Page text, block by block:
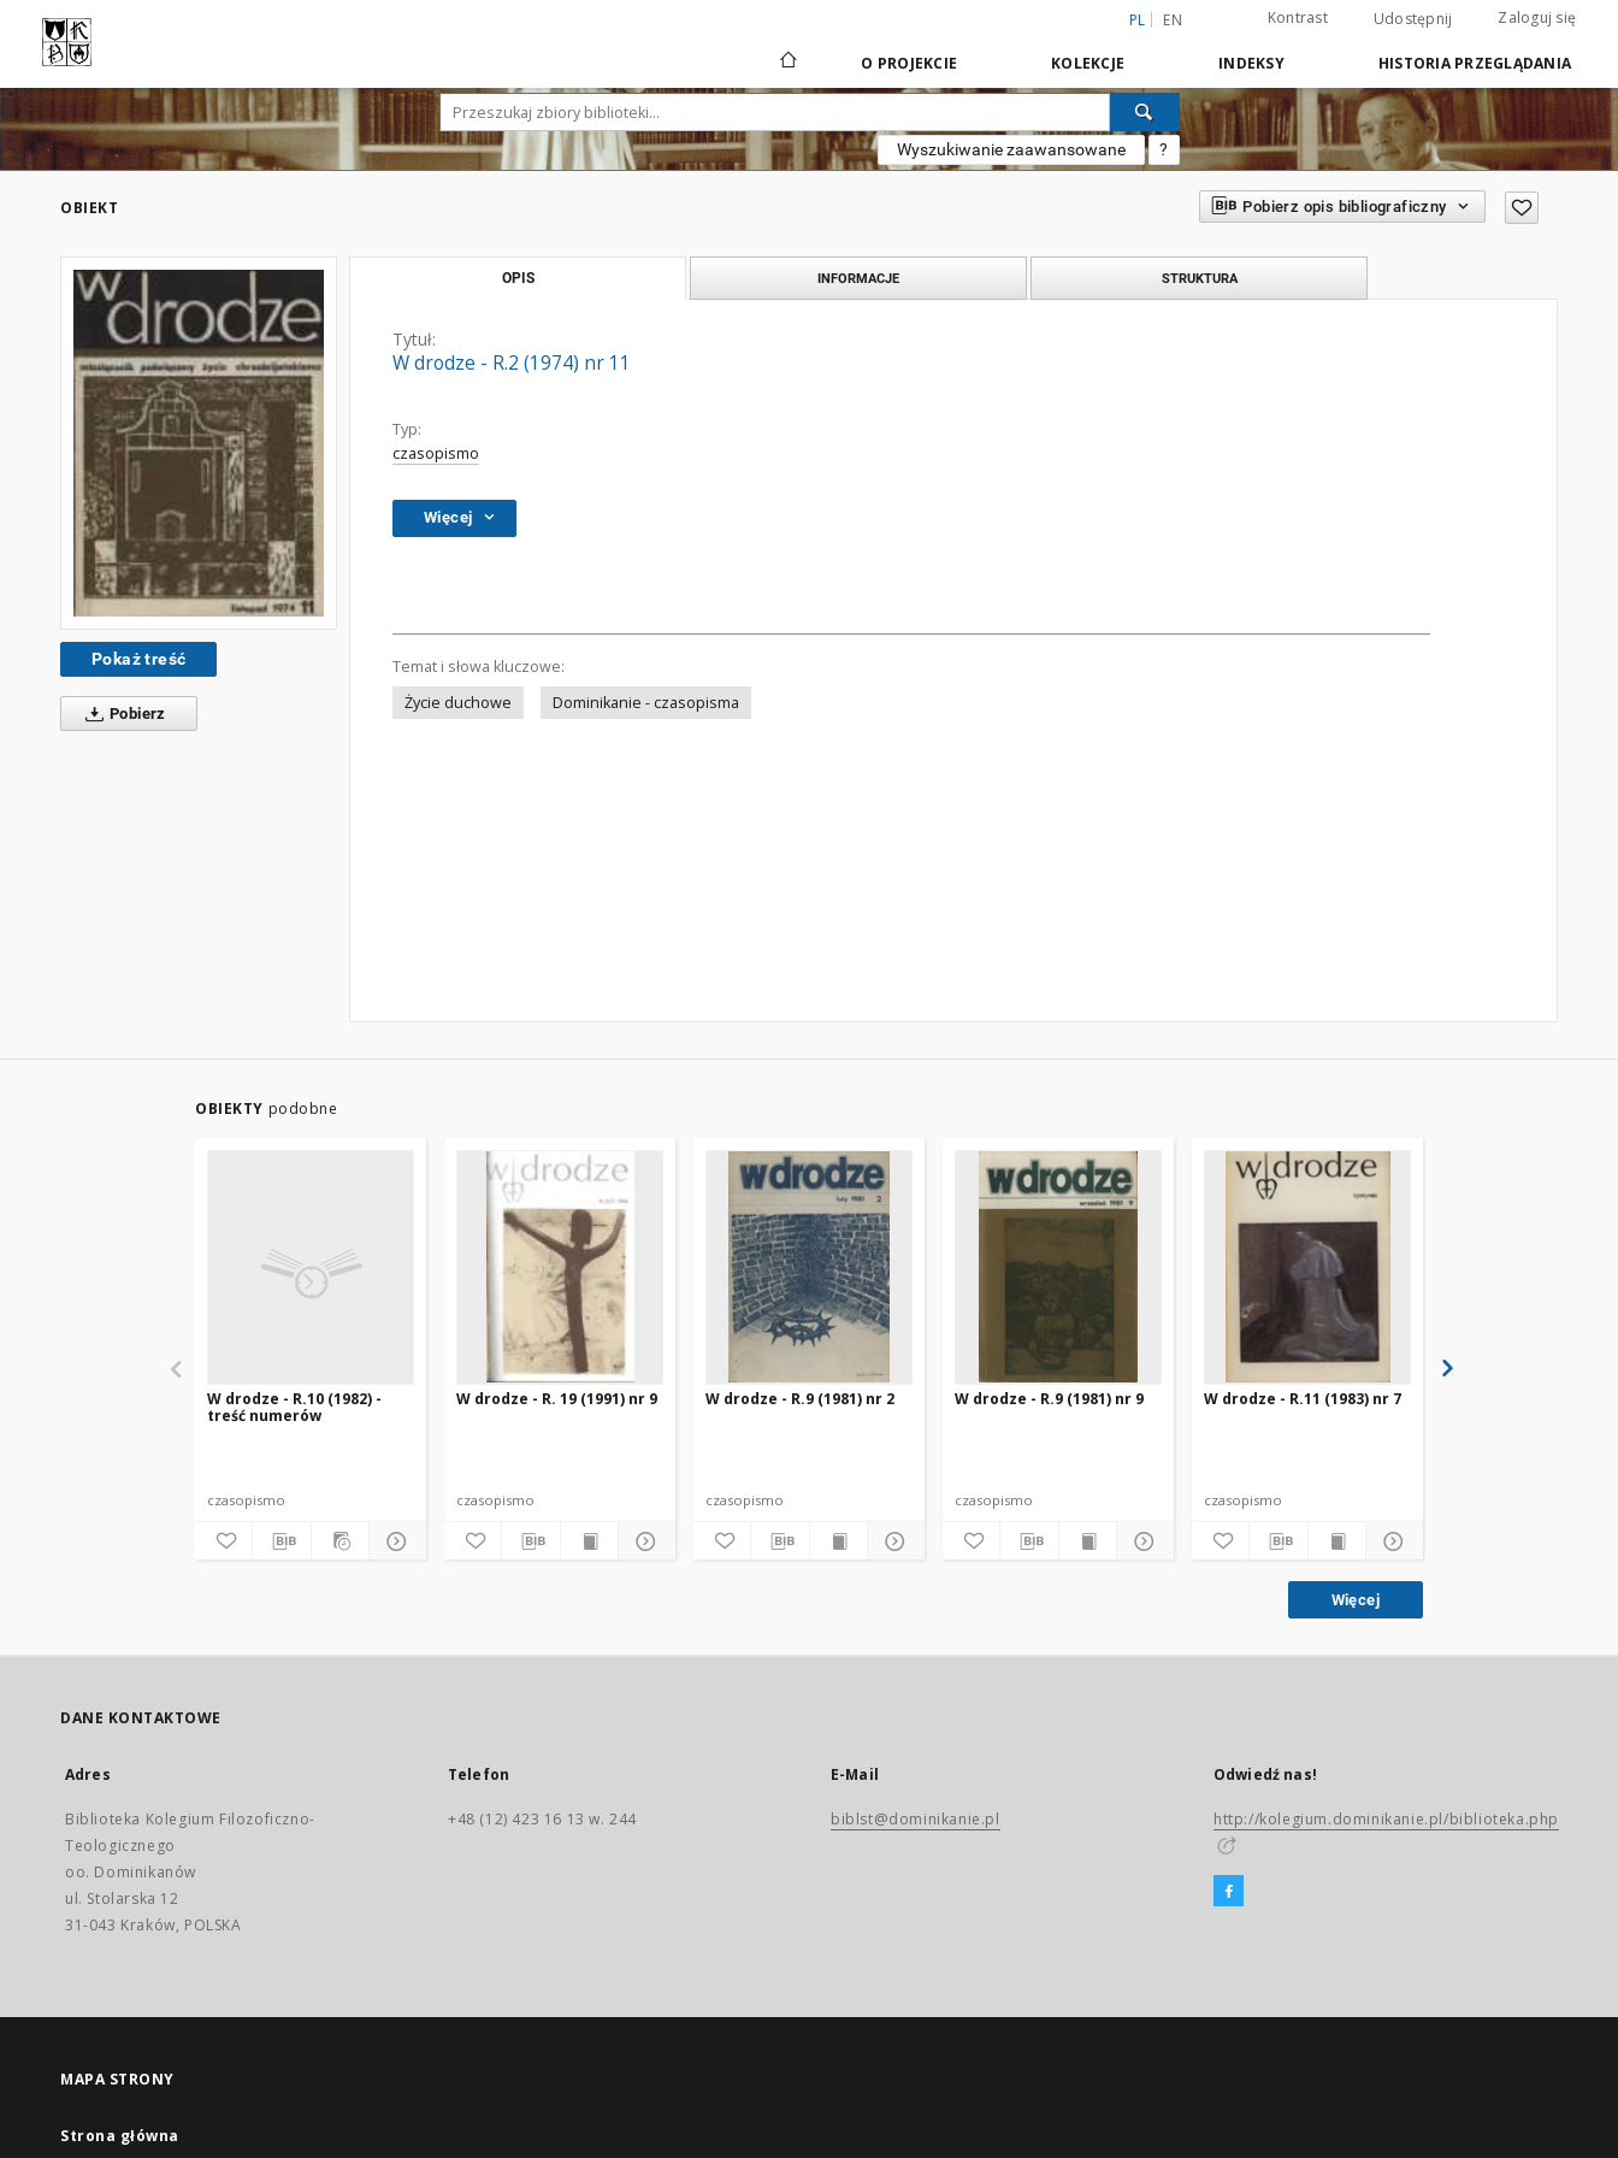
PL EN Kontrast Udostępnij Zaloguj się
O PROJEKCIE KOLEKCJE INDEKSY HISTORIA PRZEGLĄDANIA
Wyszukiwanie zaawansowane ?
OBIEKT Pobierz opis bibliograficzny
Pokaż treść
Pobierz
OPIS INFORMACJE STRUKTURA
Tytuł:
W drodze - R.2 (1974) nr 11
Typ:
czasopismo
Więcej
Temat i słowa kluczowe:
Życie duchowe
Dominikanie - czasopisma
OBIEKTY podobne
W drodze - R.10 (1982) -
treść numerów
czasopismo
W drodze - R. 19 (1991) nr 9
czasopismo
W drodze - R.9 (1981) nr 2
czasopismo
W drodze - R.9 (1981) nr 9
czasopismo
W drodze - R.11 (1983) nr 7
czasopismo
Więcej
DANE KONTAKTOWE
Adres
Biblioteka Kolegium Filozoficzno-
Teologicznego
oo. Dominikanów
ul. Stolarska 12
31-043 Kraków, POLSKA
Telefon
+48 (12) 423 16 13 w. 244
E-Mail
biblst@dominikanie.pl
Odwiedź nas!
http://kolegium.dominikanie.pl/biblioteka.php
MAPA STRONY
Strona główna